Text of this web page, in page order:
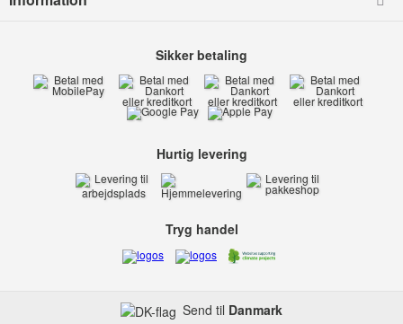
Send til Danmark
Sikker betaling
Hurtig levering
Tryg handel